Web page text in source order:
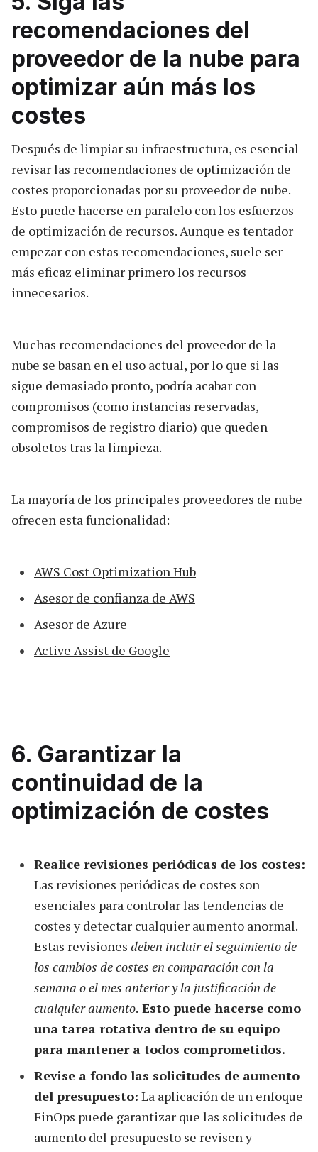
recomendaciones del
proveedor de la nube para
optimizar aún más los
costes
Después de limpiar su infraestructura, es esencial
revisar las recomendaciones de optimización de
costes proporcionadas por su proveedor de nube.
Esto puede hacerse en paralelo con los esfuerzos
de optimización de recursos. Aunque es tentador
empezar con estas recomendaciones, suele ser
más eficaz eliminar primero los recursos
innecesarios.
Muchas recomendaciones del proveedor de la
nube se basan en el uso actual, por lo que si las
sigue demasiado pronto, podría acabar con
compromisos (como instancias reservadas,
compromisos de registro diario) que queden
obsoletos tras la limpieza.
La mayoría de los principales proveedores de nube
ofrecen esta funcionalidad:
AWS Cost Optimization Hub
Asesor de confianza de AWS
Asesor de Azure
Active Assist de Google
6. Garantizar la
continuidad de la
optimización de costes
Realice revisiones periódicas de los costes:
Las revisiones periódicas de costes son
esenciales para controlar las tendencias de
costes y detectar cualquier aumento anormal.
Estas revisiones deben incluir el seguimiento de
los cambios de costes en comparación con la
semana o el mes anterior y la justificación de
cualquier aumento. Esto puede hacerse como
una tarea rotativa dentro de su equipo
para mantener a todos comprometidos.
Revise a fondo las solicitudes de aumento
del presupuesto: La aplicación de un enfoque
FinOps puede garantizar que las solicitudes de
aumento del presupuesto se revisen y